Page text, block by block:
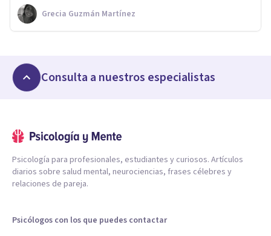
Grecia Guzmán Martínez
Consulta a nuestros especialistas
Psicología para profesionales, estudiantes y curiosos. Artículos
diarios sobre salud mental, neurociencias, frases célebres y
relaciones de pareja.
Psicólogos con los que puedes contactar